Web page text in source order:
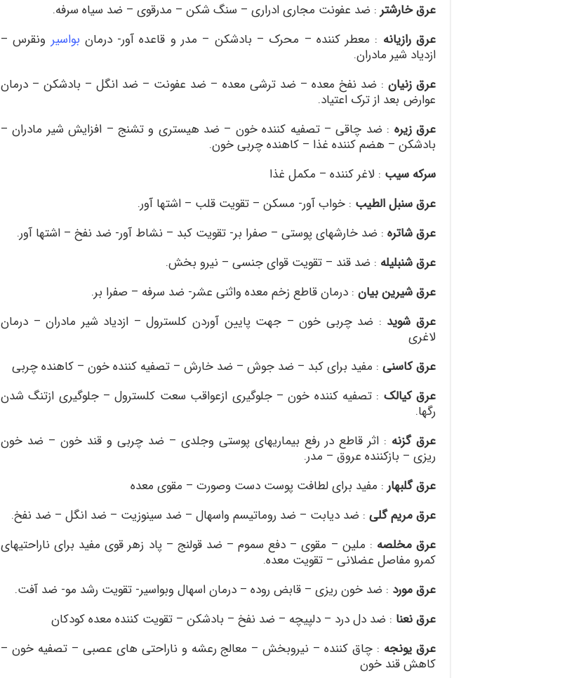
عرق خارشتر : ضد عفونت مجاری ادراری – سنگ شکن – مدرقوی – ضد سیاه سرفه.
عرق رازیانه : معطر کننده – محرک – بادشکن – مدر و قاعده آور- درمان بواسیر ونقرس –
ازدیاد شیر مادران.
عرق زنیان : ضد نفخ معده – ضد ترشی معده – ضد عفونت – ضد انگل – بادشکن – درمان
عوارض بعد از ترک اعتیاد.
عرق زیره : ضد چاقی – تصفیه کننده خون – ضد هیستری و تشنج – افزایش شیر مادران –
بادشکن – هضم کننده غذا – کاهنده چربی خون.
سرکه سیب : لاغر کننده – مکمل غذا
عرق سنبل الطیب : خواب آور- مسکن – تقویت قلب – اشتها آور.
عرق شاتره : ضد خارشهای پوستی – صفرا بر- تقویت کبد – نشاط آور- ضد نفخ – اشتها آور.
عرق شنبلیله : ضد قند – تقویت قوای جنسی – نیرو بخش.
عرق شیرین بیان : درمان قاطع زخم معده واثنی عشر- ضد سرفه – صفرا بر.
عرق شوید : ضد چربی خون – جهت پایین آوردن کلسترول – ازدیاد شیر مادران – درمان
لاغری
عرق کاسنی : مفید برای کبد – ضد جوش – ضد خارش – تصفیه کننده خون – کاهنده چربی
عرق کیالک : تصفیه کننده خون – جلوگیری ازعواقب سعت کلسترول – جلوگیری ازتنگ شدن
رگها.
عرق گزنه : اثر قاطع در رفع بیماریهای پوستی وجلدی – ضد چربی و قند خون – ضد خون
ریزی – بازکننده عروق – مدر.
عرق گلبهار : مفید برای لطافت پوست دست وصورت – مقوی معده
عرق مریم گلی : ضد دیابت – ضد روماتیسم واسهال – ضد سینوزیت – ضد انگل – ضد نفخ.
عرق مخلصه : ملین – مقوی – دفع سموم – ضد قولنج – پاد زهر قوی مفید برای ناراحتیهای
کمرو مفاصل عضلانی – تقویت معده.
عرق مورد : ضد خون ریزی – قابض روده – درمان اسهال وبواسیر- تقویت رشد مو- ضد آفت.
عرق نعنا : ضد دل درد – دلپیچه – ضد نفخ – بادشکن – تقویت کننده معده کودکان
عرق یونجه : چاق کننده – نیروبخش – معالج رعشه و ناراحتی های عصبی – تصفیه خون –
کاهش قند خون